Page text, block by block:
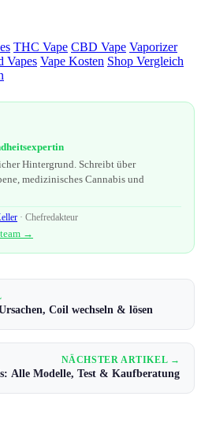
THC Vape CBD Vape Vaporizer
Vapes Vape Kosten Shop Vergleich
Hintergrund. Schreibt über
medizinisches Cannabis und
· Chefredakteur
→
Coil wechseln & lösen
NÄCHSTER ARTIKEL →
Alle Modelle, Test & Kaufberatung